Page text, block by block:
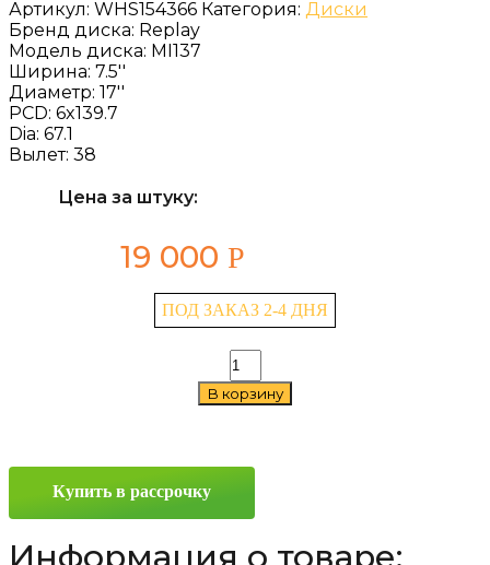
Артикул: WHS154366 Категория: Диски
Бренд диска: Replay
Модель диска: MI137
Ширина: 7.5''
Диаметр: 17''
PCD: 6x139.7
Dia: 67.1
Вылет: 38
Цена за штуку:
19 000 Р
ПОД ЗАКАЗ 2-4 ДНЯ
Количество
товара
Replay
ET38
Sil
В корзину
Купить в рассрочку
Информация о товаре: